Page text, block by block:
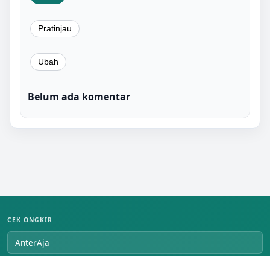
Belum ada komentar
CEK ONGKIR
AnterAja